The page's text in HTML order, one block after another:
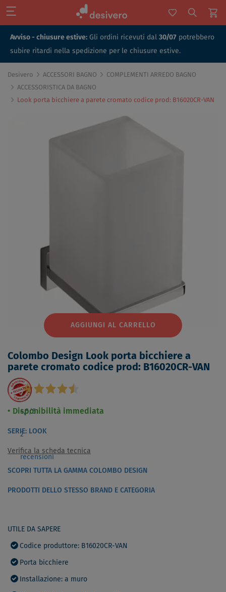
Avviso - chiusure estive: Gli ordini ricevuti dal 30/07 potrebbero
subire ritardi nella spedizione per le chiusure estive.
Desivero ACCESSORI BAGNO
COMPLEMENTI ARREDO BAGNO
ACCESSORISTICA DA BAGNO
Look porta bicchiere a parete cromato codice prod: B16020CR-VAN
AGGIUNGI AL CARRELLO
Colombo Design Look porta bicchiere a
parete cromato codice prod: B16020CR-VAN
4,5/5
2
recensioni
Disponibilità immediata
SERIE: LOOK
Verifica la scheda tecnica
SCOPRI TUTTA LA GAMMA COLOMBO DESIGN
PRODOTTI DELLO STESSO BRAND E CATEGORIA
UTILE DA SAPERE
Codice produttore: B16020CR-VAN
Porta bicchiere
Installazione: a muro